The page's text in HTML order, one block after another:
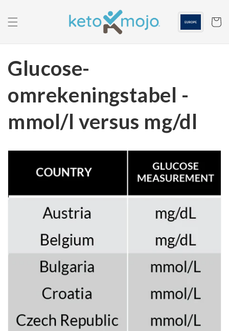
inhoud
Glucose-
omrekeningstabel -
mmol/l versus mg/dl